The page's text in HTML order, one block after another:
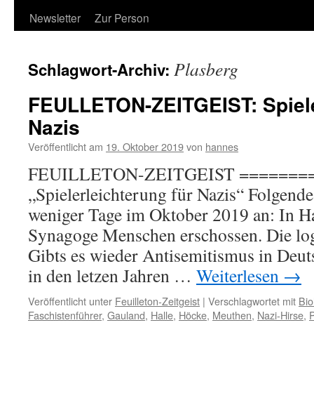
Newsletter
Zur Person
Schlagwort-Archiv: Plasberg
FEULLETON-ZEITGEIST:
Nazis
Veröffentlicht am 19. Oktober 2019von hannes
FEUILLETON-ZEITGEIST
„Spielerleichterung für Nazis“
weniger Tage im Oktober 2019 an: In
Synagoge Menschen erschossen. Die
Gibts es wieder Antisemitismus in
in den letzen Jahren … Weiterlesen →
Veröffentlicht unter Feuilleton-Zeitgeist | Verschlagwortet mit
Faschistenführer, Gauland, Halle, Höcke, Meuthen, Nazi-Hirse,